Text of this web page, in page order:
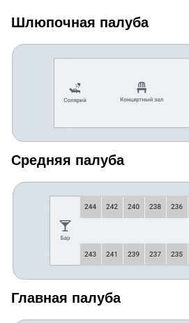
Шлюпочная палуба
Средняя палуба
Главная палуба